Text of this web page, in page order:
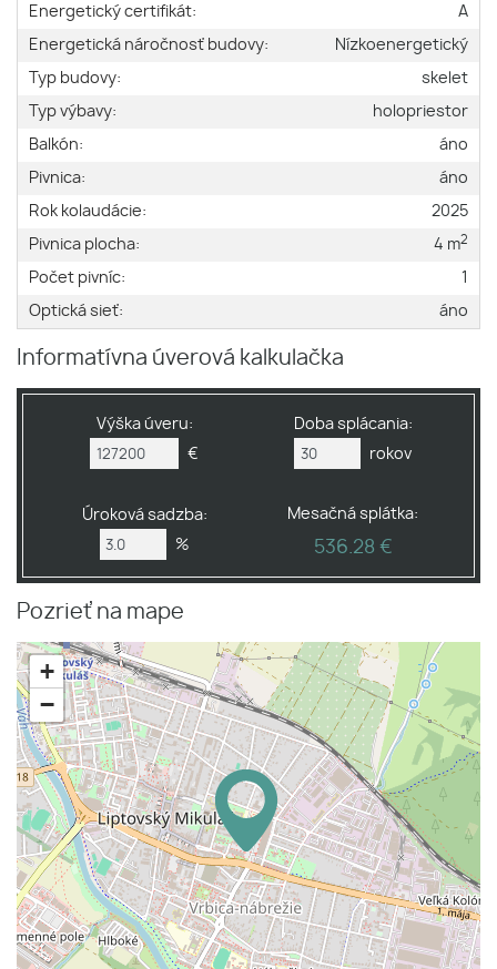
Energetický certifikát:
A
Energetická náročnosť budovy:
Nízkoenergetický
Typ budovy:
skelet
Typ výbavy:
holopriestor
Balkón:
áno
Pivnica:
áno
Rok kolaudácie:
2025
Pivnica plocha:
4 m2
Počet pivníc:
1
Optická sieť:
áno
Informatívna úverová kalkulačka
Výška úveru:
€
Doba splácania:
rokov
Úroková sadzba:
%
Mesačná splátka:
536.28 €
Pozrieť na mape
+
−